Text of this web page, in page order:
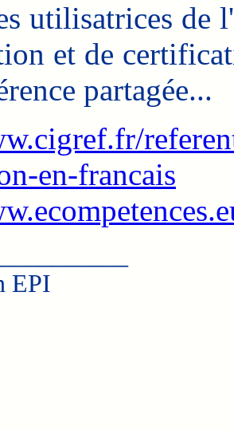
utilisatrices de
et de
partagée...
en-francais
EPI